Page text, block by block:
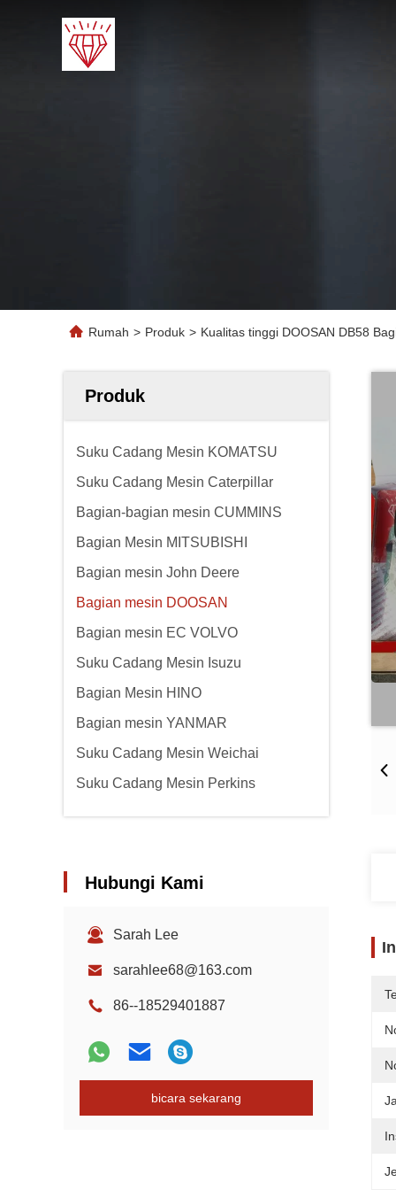
Rumah > Produk > Kualitas tinggi DOOSAN DB58
Produk
Suku Cadang Mesin KOMATSU
Suku Cadang Mesin Caterpillar
Bagian-bagian mesin CUMMINS
Bagian Mesin MITSUBISHI
Bagian mesin John Deere
Bagian mesin DOOSAN
Bagian mesin EC VOLVO
Suku Cadang Mesin Isuzu
Bagian Mesin HINO
Bagian mesin YANMAR
Suku Cadang Mesin Weichai
Suku Cadang Mesin Perkins
Hubungi Kami
Sarah Lee
sarahlee68@163.com
86--18529401887
bicara sekarang